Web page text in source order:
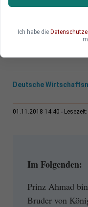
Der Bruder von
zurückgekehrt. Er
Kronprinzen MBS
Deutsche
01.11.2018 14:40 Lesezeit:
Im Folgenden:
Prinz Ahmad
Bruder von
Ich habe die